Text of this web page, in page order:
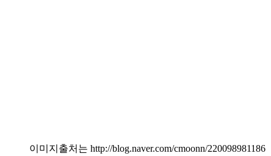
이미지출처는 http://blog.naver.com/cmoonn/220098981186